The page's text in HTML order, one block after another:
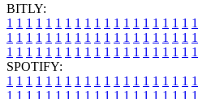
BITLY:
1 1 1 1 1 1 1 1 1 1 1 1 1 1 1 1 1 1 1 1
1 1 1 1 1 1 1 1 1 1 1 1 1 1 1 1 1 1 1 1
1 1 1 1 1 1 1 1 1 1 1 1 1 1 1 1 1 1 1 1
SPOTIFY:
1 1 1 1 1 1 1 1 1 1 1 1 1 1 1 1 1 1 1 1
1 1 1 1 1 1 1 1 1 1 1 1 1 1 1 1 1 1 1 1